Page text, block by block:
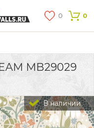
0 0
MB29029
В наличии